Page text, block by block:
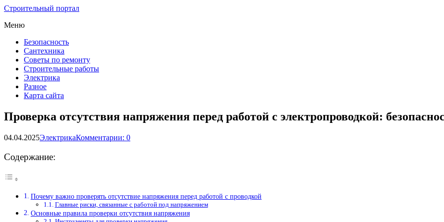
Строительный портал
Меню
Безопасность
Сантехника
Советы по ремонту
Строительные работы
Электрика
Разное
Карта сайта
Проверка отсутствия напряжения перед работой с электропроводкой:
04.04.2025ЭлектрикаКомментарии: 0
Содержание:
Почему важно проверять отсутствие напряжения перед работой с проводкой
Главные риски, связанные с работой под напряжением
Основные правила проверки отсутствия напряжения